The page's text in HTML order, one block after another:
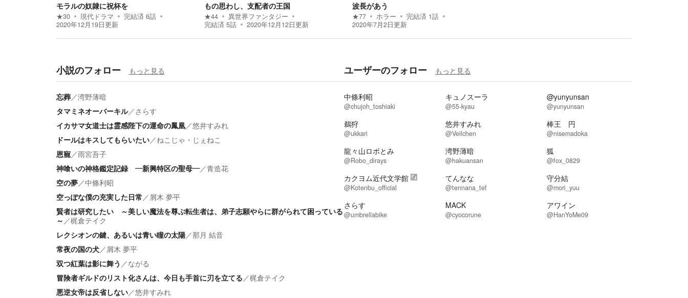
モラルの奴隷に祝杯を
★30 現代ドラマ 完結済 6話
2020年12月19日更新
もの思わし、支配者の王国
★44
異世界ファンタジー
完結済 5話 2020年12月12日更新
波長があう
★77 ホラー 完結済 1話
2020年7月2日更新
小説のフォロー もっと見る
忘葬／湾野薄暗
タマミネオーバーキル／ さらす
イカサマ女道士は霊感陛下の運命の鳳凰／悠井すみれ
ドールはキスしてもらいたい／ねこじゃ・じぇねこ
恩寵／雨宮吾子
神喰いの神格鑑定記録 ―新興特区の聖母―／青造花
空の夢／中條利昭
空っぽな僕の充実した日常／屑木 夢平
賢者は研究したい ～美しい魔法を尊ぶ転生者は、弟子志願やらに群がられて困っている
～ ／梶倉テイク
レクシオンの鍵、あるいは青い瞳の太陽／那月 結音
常夜の国の犬／屑木 夢平
双つ紅葉は影に舞う ／ながる
冒険者ギルドのリスト化さんは、今日も手首に刃を立てる／梶倉テイク
悪逆女帝は反省しない／悠井すみれ
ユーザーのフォロー もっと見る
中條利昭
@chujoh_toshiaki
キュノスーラ
@55-kyau
@yunyunsan
@yunyunsan
鵜狩
@ukkari
悠井すみれ
@Veilchen
棒王 円
@nisemadoka
龍々山ロボとみ
@Robo_dirays
湾野薄暗
@hakuansan
狐
@fox_0829
カクヨム近代文学館
@Kotenbu_official
てんなな
@tennana_tef
守分結
@mori_yuu
さらす
@umbrellabike
MACK
@cyocorune
アワイン
@HanYoMe09